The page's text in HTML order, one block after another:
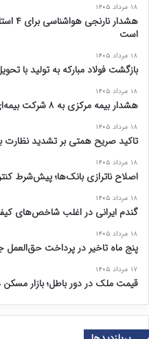
۱۸ مرداد ۱۴۰۵
است
۱۸ مرداد ۱۴۰۵
بازگشت فولاد مبارکه به تولید با
۱۸ مرداد ۱۴۰۵
هشدار بیمه مرکزی به ۸ شرکت بیمه‌ای؛ اصلاح نکنید، تعلیق می‌شوید
۱۸ مرداد ۱۴۰۵
تاکید صریح همتی بر تشدید نظارت
۱۸ مرداد ۱۴۰۵
اصلاح ناترازی بانک‌ها؛ پیش‌شرط
۱۸ مرداد ۱۴۰۵
گندم ایرانی در اغلب شاخص‌های
۱۸ مرداد ۱۴۰۵
پنج ماه تاخیر در پرداخت
۱۷ مرداد ۱۴۰۵
قیمت ملک در دور باطل؛ بازار